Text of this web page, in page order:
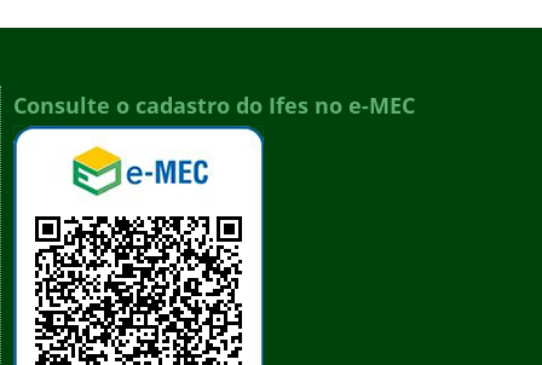
Consulte o cadastro do Ifes no e-MEC